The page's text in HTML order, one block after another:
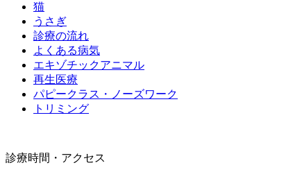
猫
うさぎ
診療の流れ
よくある病気
エキゾチックアニマル
再生医療
パピークラス・ノーズワーク
トリミング
診療時間・アクセス